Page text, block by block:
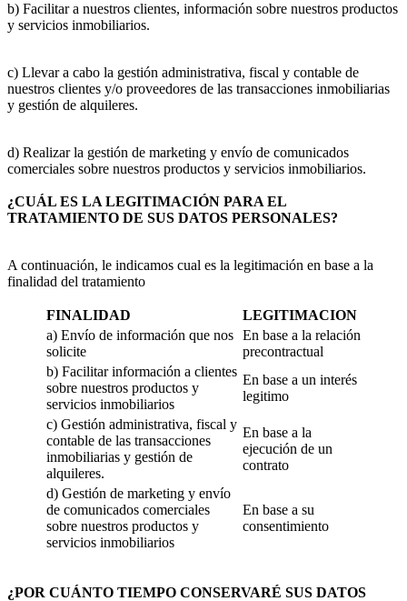
b) Facilitar a nuestros clientes, información sobre nuestros productos
y servicios inmobiliarios.
c) Llevar a cabo la gestión administrativa, fiscal y contable de
nuestros clientes y/o proveedores de las transacciones inmobiliarias
y gestión de alquileres.
d) Realizar la gestión de marketing y envío de comunicados
comerciales sobre nuestros productos y servicios inmobiliarios.
¿CUÁL ES LA LEGITIMACIÓN PARA EL
TRATAMIENTO DE SUS DATOS PERSONALES?
A continuación, le indicamos cual es la legitimación en base a la
finalidad del tratamiento
FINALIDAD
LEGITIMACION
a) Envío de información que nos
solicite
En base a la relación
precontractual
b) Facilitar información a clientes
sobre nuestros productos y
servicios inmobiliarios
En base a un interés
legitimo
c) Gestión administrativa, fiscal y
contable de las transacciones
inmobiliarias y gestión de
alquileres.
En base a la
ejecución de un
contrato
d) Gestión de marketing y envío
de comunicados comerciales
sobre nuestros productos y
servicios inmobiliarios
En base a su
consentimiento
¿POR CUÁNTO TIEMPO CONSERVARÉ SUS DATOS